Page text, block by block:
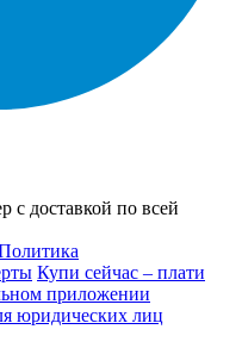
с доставкой по всей
Купи сейчас – плати
приложении
юридических лиц